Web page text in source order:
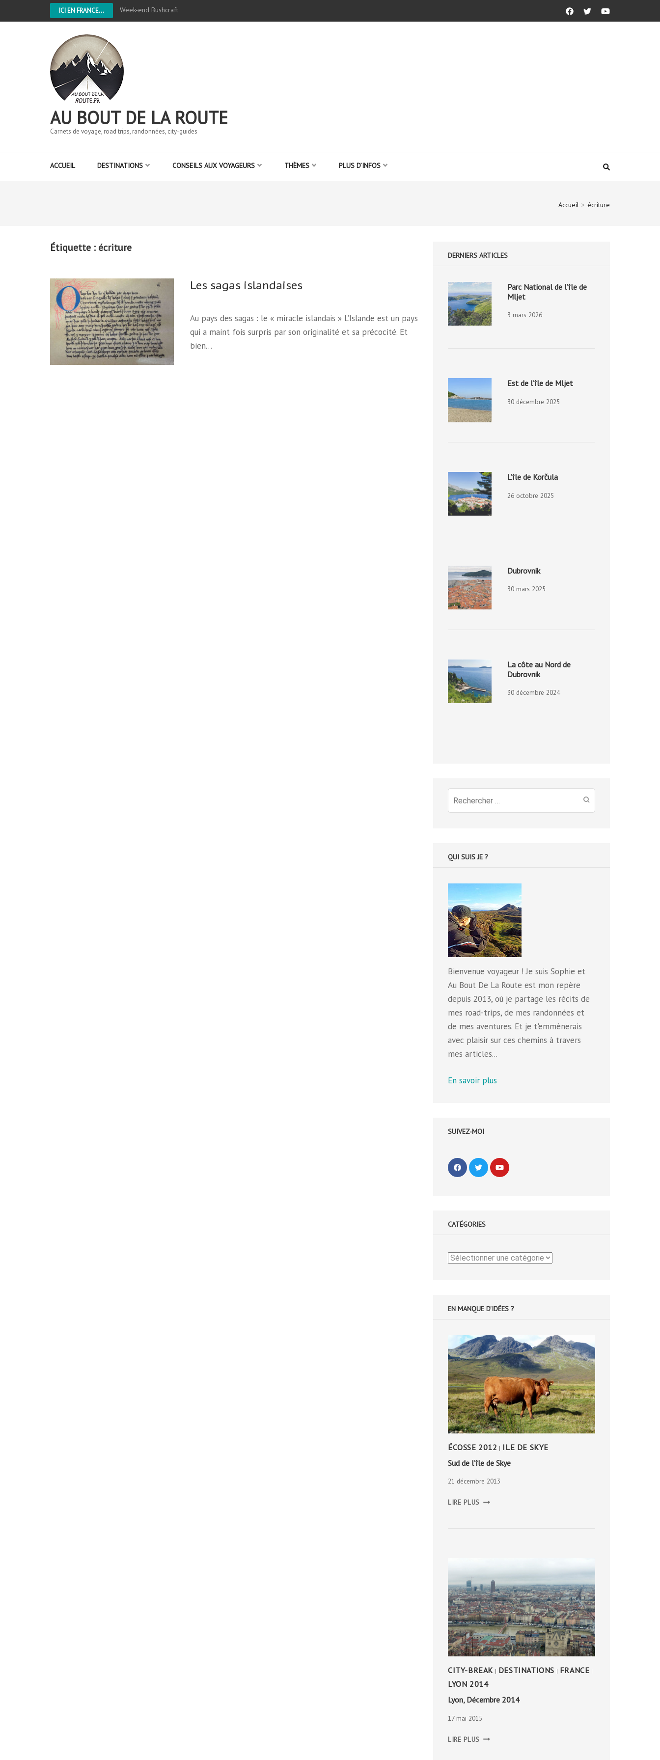
ICI EN FRANCE... Week-end Bushcraft
AU BOUT DE LA ROUTE
Carnets de voyage, road trips, randonnées, city-guides
ACCUEIL DESTINATIONS CONSEILS AUX VOYAGEURS THÈMES PLUS D’INFOS
Accueil > écriture
Étiquette : écriture
Les sagas islandaises
Au pays des sagas : le « miracle islandais » L’Islande est un pays
qui a maint fois surpris par son originalité et sa précocité. Et
bien…
DERNIERS ARTICLES
Parc National de l’île de
Mljet
3 mars 2026
Est de l’île de Mljet
30 décembre 2025
L’île de Korčula
26 octobre 2025
Dubrovnik
30 mars 2025
La côte au Nord de
Dubrovnik
30 décembre 2024
Recherche
pour
QUI SUIS JE ?
Bienvenue voyageur ! Je suis Sophie et
Au Bout De La Route est mon repère
depuis 2013, où je partage les récits de
mes road-trips, de mes randonnées et
de mes aventures. Et je t'emmènerais
avec plaisir sur ces chemins à travers
mes articles...
En savoir plus
SUIVEZ-MOI
CATÉGORIES
Catégories
EN MANQUE D'IDÉES ?
ÉCOSSE 2012 | ILE DE SKYE
Sud de l’île de Skye
21 décembre 2013
LIRE PLUS
CITY-BREAK| DESTINATIONS | FRANCE |
LYON 2014
Lyon, Décembre 2014
17 mai 2015
LIRE PLUS DÉCEMBRE